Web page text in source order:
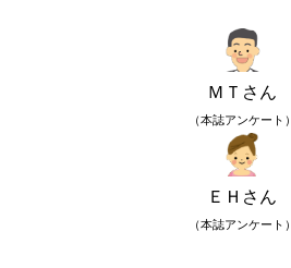
ＭＴさん
（本誌アンケート）
ＥＨさん
（本誌アンケート）